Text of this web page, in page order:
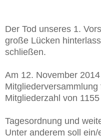
Der Tod unseres 1.
große Lücken
schließen.
Am 12. November
Mitgliederzahl von
Tagesordnung und
Unter anderem soll